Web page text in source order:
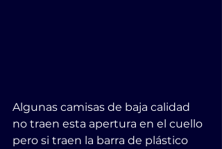
Algunas camisas de baja calidad
no traen esta apertura en el cuello
pero si traen la barra de plástico